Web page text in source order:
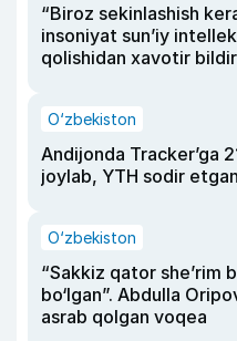
“Biroz sekinlashish
insoniyat sun’iy
qolishidan xavotir
O‘zbekiston
Andijonda Tracker’ga
joylab, YTH sodir
O‘zbekiston
“Sakkiz qator she’rim
bo‘lgan”. Abdulla
asrab qolgan voqea